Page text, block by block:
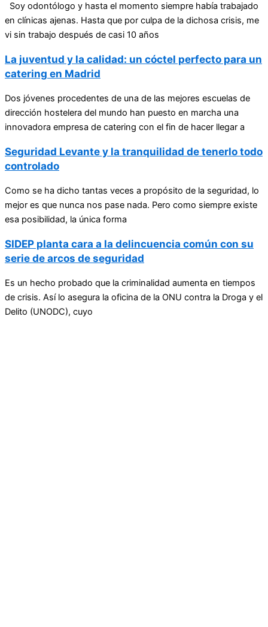
Soy odontólogo y hasta el momento siempre había trabajado
en clínicas ajenas. Hasta que por culpa de la dichosa crisis, me
vi sin trabajo después de casi 10 años
La juventud y la calidad: un cóctel perfecto para un
catering en Madrid
Dos jóvenes procedentes de una de las mejores escuelas de
dirección hostelera del mundo han puesto en marcha una
innovadora empresa de catering con el fin de hacer llegar a
Seguridad Levante y la tranquilidad de tenerlo todo
controlado
Como se ha dicho tantas veces a propósito de la seguridad, lo
mejor es que nunca nos pase nada. Pero como siempre existe
esa posibilidad, la única forma
SIDEP planta cara a la delincuencia común con su
serie de arcos de seguridad
Es un hecho probado que la criminalidad aumenta en tiempos
de crisis. Así lo asegura la oficina de la ONU contra la Droga y el
Delito (UNODC), cuyo